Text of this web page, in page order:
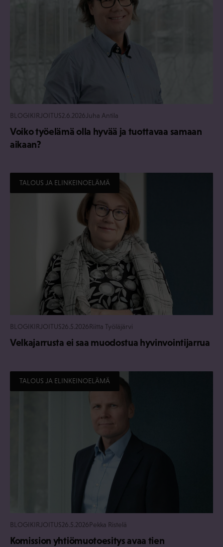
BLOGIKIRJOITUS2.6.2026 Juha Antila
Voiko työelämä olla hyvää ja tuottavaa samaan
aikaan?
TALOUS JA ELINKEINOELÄMÄ
BLOGIKIRJOITUS26.5.2026Riitta Työläjärvi
Velkajarrusta ei saa muodostua hyvinvointijarrua
TALOUS JA ELINKEINOELÄMÄ
BLOGIKIRJOITUS26.5.2026Pekka Ristelä
Komission yhtiömuotoesitys avaa tien